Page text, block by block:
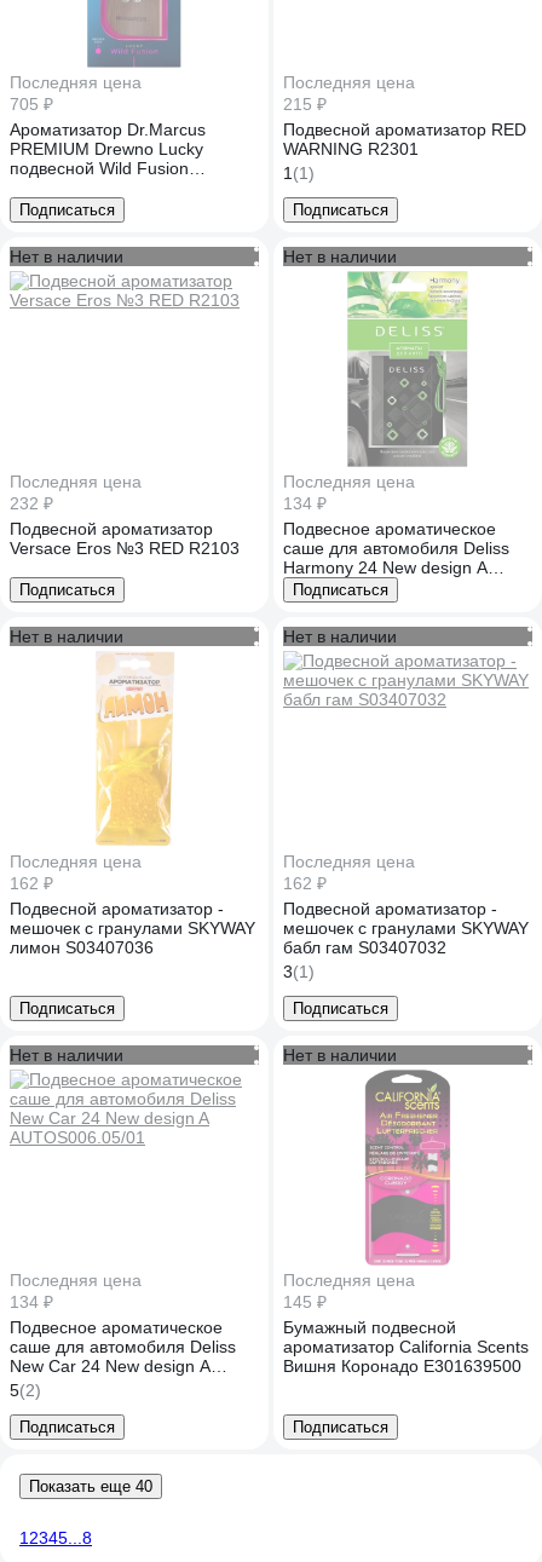
Последняя цена
705 ₽
Ароматизатор Dr.Marcus
PREMIUM Drewno Lucky
подвесной Wild Fusion
Подписаться
Последняя цена
215 ₽
Подвесной ароматизатор RED
WARNING R2301
1 (1)
Подписаться
Нет в наличии
Последняя цена
232 ₽
Подвесной ароматизатор
Versace Eros №3 RED R2103
Подписаться
Нет в наличии
Последняя цена
134 ₽
Подвесное ароматическое
саше для автомобиля Deliss
Harmony 24 New design A
AUTOS006.04/01
Подписаться
Нет в наличии
Последняя цена
162 ₽
Подвесной ароматизатор -
мешочек с гранулами SKYWAY
лимон S03407036
Подписаться
Нет в наличии
Последняя цена
162 ₽
Подвесной ароматизатор -
мешочек с гранулами SKYWAY
бабл гам S03407032
3(1)
Подписаться
Нет в наличии
Последняя цена
134 ₽
Подвесное ароматическое
саше для автомобиля Deliss
New Car 24 New design A
AUTOS006.05/01
5(2)
Подписаться
Нет в наличии
Последняя цена
145 ₽
Бумажный подвесной
ароматизатор California Scents
Вишня Коронадо E301639500
Подписаться
Показать еще 40
1 2345 8